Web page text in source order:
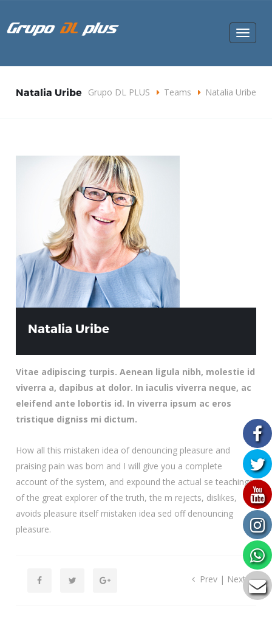
Toggle
Natalia Uribe Grupo DL PLUS Teams Natalia Uribe
Natalia Uribe
Vitae adipiscing turpis. Aenean ligula nibh, molestie id
viverra a, dapibus at dolor. In iaculis viverra neque, ac
eleifend ante lobortis id. In viverra ipsum ac eros
tristique digniss mi dictum.
How all this mistaken idea of denouncing pleasure and
praising pain was born and I will give you a complete
account of the system, and expound the actual se teachings
of the great explorer of the truth, the m rejects, dislikes,
avoids pleasure itself mistaken idea sed off denouncing
pleasure.
Prev| Next